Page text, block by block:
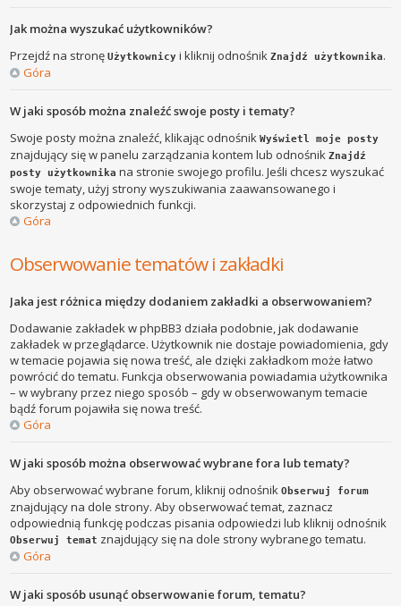
Jak można wyszukać użytkowników?
Przejdź na stronęUżytkownicy i kliknij odnośnikZnajdź użytkownika.
Góra
W jaki sposób można znaleźć swoje posty i tematy?
Swoje posty można znaleźć, klikając odnośnikWyświetl moje posty
znajdujący się w panelu zarządzania kontem lub odnośnikZnajdź
posty użytkownika na stronie swojego profilu. Jeśli chcesz wyszukać
swoje tematy, użyj strony wyszukiwania zaawansowanego i
skorzystaj z odpowiednich funkcji.
Góra
Obserwowanie tematów i zakładki
Jaka jest różnica między dodaniem zakładki a obserwowaniem?
Dodawanie zakładek w phpBB3 działa podobnie, jak dodawanie
zakładek w przeglądarce. Użytkownik nie dostaje powiadomienia, gdy
w temacie pojawia się nowa treść, ale dzięki zakładkom może łatwo
powrócić do tematu. Funkcja obserwowania powiadamia użytkownika
– w wybrany przez niego sposób – gdy w obserwowanym temacie
bądź forum pojawiła się nowa treść.
Góra
W jaki sposób można obserwować wybrane fora lub tematy?
Aby obserwować wybrane forum, kliknij odnośnikObserwuj forum
znajdujący na dole strony. Aby obserwować temat, zaznacz
odpowiednią funkcję podczas pisania odpowiedzi lub kliknij odnośnik
Obserwuj temat znajdujący się na dole strony wybranego tematu.
Góra
W jaki sposób usunąć obserwowanie forum, tematu?